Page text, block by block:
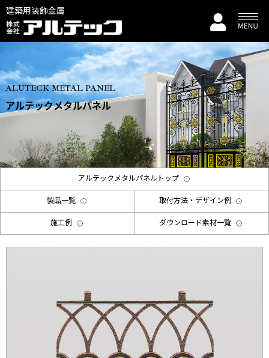
建築用装飾金属
ALUTECK METAL PANEL
アルテックメタルパネル
アルテックメタルパネルトップ
製品一覧 取付方法・デザイン例
施工例 ダウンロード素材一覧